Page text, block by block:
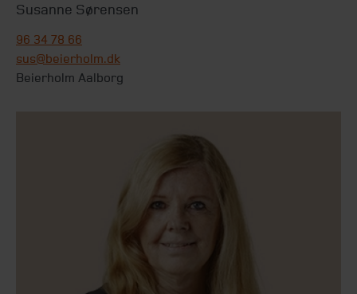
Susanne Sørensen
96 34 78 66
sus@beierholm.dk
Beierholm Aalborg